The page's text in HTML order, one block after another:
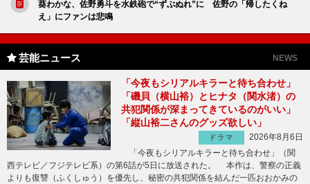
葵わかな、佐野勇斗を水鉄砲で“ずぶぬれ”に 佐野の「帰したくね
え」にファンは悲鳴
芸能ニュース NEWS
「今夜もシリアルキラーと待ち合わせ」
「磯貝（横山裕）とヒナタ（関水渚）の
共犯関係が深まってきているのがいい」
「縦山裕二さんのグッズ欲しい」
ドラマ
2026年8月6日
「今夜もシリアルキラーと待ち合わせ」（関
西テレビ／フジテレビ系）の第6話が5日に放送された。 本作は、警察の正義
よりも復讐（ふくしゅう）を優先し、秘密の共犯関係を結んだ一匹おおかみの